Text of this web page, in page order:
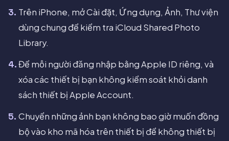
Trên iPhone, mở Cài đặt, Ứng dụng, Ảnh, Thư viện
dùng chung để kiểm tra iCloud Shared Photo
Library.
Để mỗi người đăng nhập bằng Apple ID riêng, và
xóa các thiết bị bạn không kiểm soát khỏi danh
sách thiết bị Apple Account.
Chuyển những ảnh bạn không bao giờ muốn đồng
bộ vào kho mã hóa trên thiết bị để không thiết bị